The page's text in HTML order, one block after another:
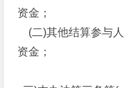
资金；
(二)其他结算参与
资金；